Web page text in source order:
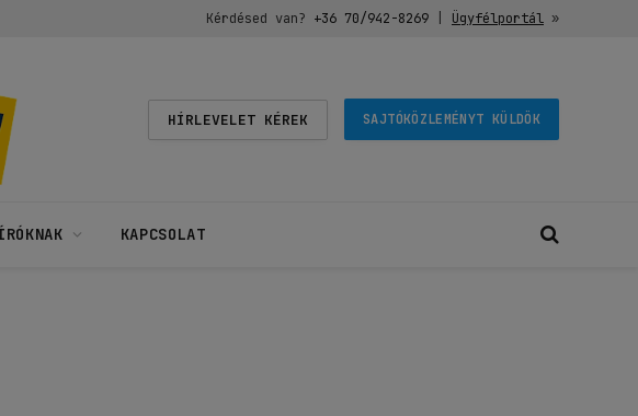
Kérdésed van? +36 70/942-8269| Ügyfélportál»
HÍRLEVELET KÉREK SAJTÓKÖZLEMÉNYT KÜLDÖK
KAPCSOLAT